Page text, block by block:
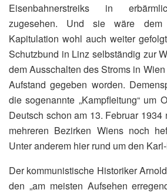
Eisenbahnerstreiks in
zugesehen. Und sie wäre
Kapitulation wohl auch weiter
Schutzbund in Linz selbständig zur
dem Ausschalten des Stroms in
Aufstand gegeben worden.
die sogenannte „Kampfleitung“ um
Deutsch schon am 13. Februar
mehreren Bezirken Wiens noch
Unter anderem hier rund um den
Der kommunistische Historiker
den „am meisten Aufsehen